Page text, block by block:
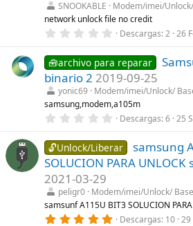
e
l
a
(
s
)
SNOOKABLE
Modem/imei/
network unlock file no credit
0
0
0
e
s
t
r
e
l
a
(
s
)
Descargas 2 26
🧰archivo para reparar
binario 2 2019-09-25
yonic69
Modem/imei/Unlock/
samsung,modem,a105m
0
0
0
e
s
e
l
Descargas 6 25
🔓Unlock/Liberar
samsung
SOLUCION PARA
2021-03-29
peligr0 Modem/imei/Unlock/
samsunf A115U BIT3 SOLUCION
5 Descargas 10 29